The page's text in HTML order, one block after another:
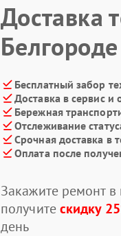
Доставка
Белгороде
Бесплатный забор
Доставка в сервис и
Бережная
Отслеживание
Срочная доставка в
Оплата после
Закажите ремонт
получитескидку
день